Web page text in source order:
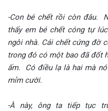
-Con bé chết rồi còn đâu.
thấy em bé chết cóng tự
ngôi nhà. Cái chết cứng đờ
trong đó có một bao đã đốt
ấm. Có điều lạ là hai mà
mỉm cười.
-À này, ông ta tiếp tục